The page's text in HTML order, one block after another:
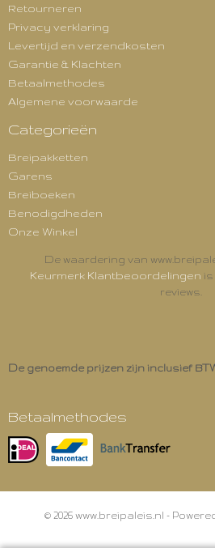
Retourneren
Privacy verklaring
Levertijd en verzendkosten
Garantie & Klachten
Betaalmethodes
Algemene voorwaarde
Categorieën
Breipakketten
Garens
Breiboeken
Benodigdheden
Onze Winkel
De waardering van
Keurmerk Klantbeoordelingen is
reviews.
De genoemde prijzen zijn inclusief
Betaalmethodes
© 2026 www.breipaleis.nl -